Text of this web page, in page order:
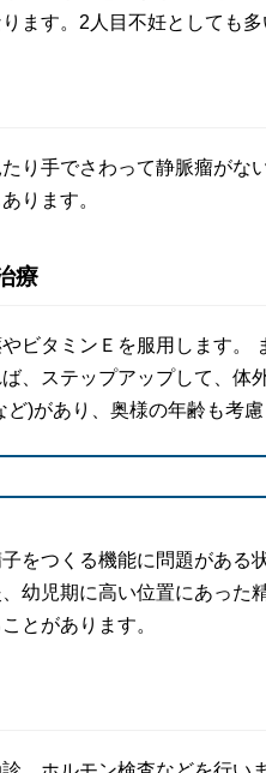
ます。2人目不妊としても多
り手でさわって静脈瘤がな
ります。
療
ビタミンＥを服用します。
、ステップアップして、体
)があり、奥様の年齢も考慮
をつくる機能に問題がある
幼児期に高い位置にあった
とがあります。